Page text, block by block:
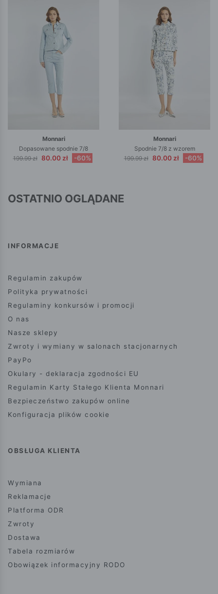
Monnari
Dopasowane spodnie 7/8
199.99 zł 80.00 zł -60%
Monnari
Spodnie 7/8 z wzorem
199.99 zł 80.00 zł -60%
OSTATNIO OGLĄDANE
INFORMACJE
Regulamin zakupów
Polityka prywatności
Regulaminy konkursów i promocji
O nas
Nasze sklepy
Zwroty i wymiany w salonach stacjonarnych
PayPo
Okulary - deklaracja zgodności EU
Regulamin Karty Stałego Klienta Monnari
Bezpieczeństwo zakupów online
Konfiguracja plików cookie
OBSŁUGA KLIENTA
Wymiana
Reklamacje
Platforma ODR
Zwroty
Dostawa
Tabela rozmiarów
Obowiązek informacyjny RODO